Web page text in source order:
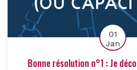
01
Jan
Bonne résolution n°1 : Je